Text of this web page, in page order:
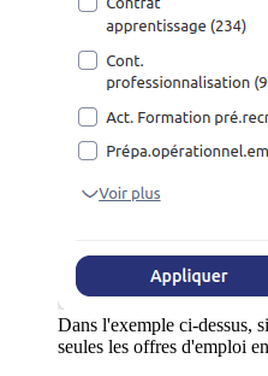
Dans l'exemple ci-dessus,
seules les offres d'emploi